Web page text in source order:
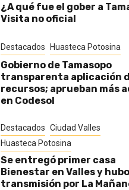
¿A qué fue el gober a
Visita no oficial
Destacados Huasteca Potosina
Gobierno de Tamasopo
transparenta aplicación
recursos; aprueban más
en Codesol
Destacados Ciudad Valles
Huasteca Potosina
Se entregó primer casa
Bienestar en Valles y hubo
transmisión por La